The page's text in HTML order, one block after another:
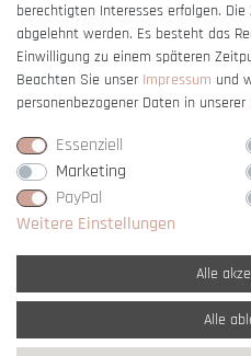
* Alle Preise verstehen sich inkl.
berechtigten Interesses erfolgen.
abgelehnt werden. Es besteht das
Einwilligung zu einem späteren
Beachten Sie unser Impressum und
personenbezogener Daten in unserer
Essenziell
Marketing
PayPal
Weitere Einstellungen
Alle
Alle